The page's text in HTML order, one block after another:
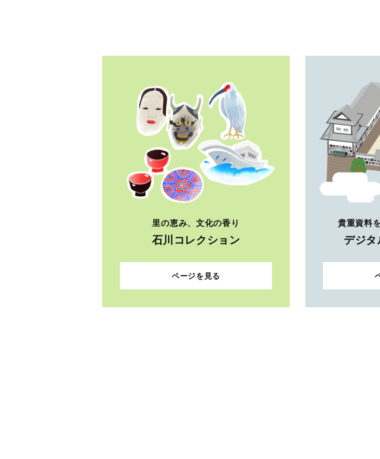
里の恵み、文化の香り
石川コレクション
ページを見る
貴重資料
デジタ